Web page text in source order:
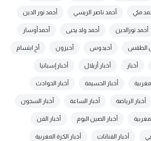
مكي أحمد ناصر الريسي أحمد نور الدين
أحمد نورالدين أحمد ولد يحيى أحمدأوسار
الطقس أحيدوس أحيزون أخ ابتسام
أخبار أخبار أزيلال أخبار إسبانيا
أخبار الحسيمة أخبار الحوادث
أخبار الرياضة أخبار الساعة أخبار السجون
أخبار الصين اليوم أخبار الفن
أخبار الفنانات أخبار الكرة المغربية